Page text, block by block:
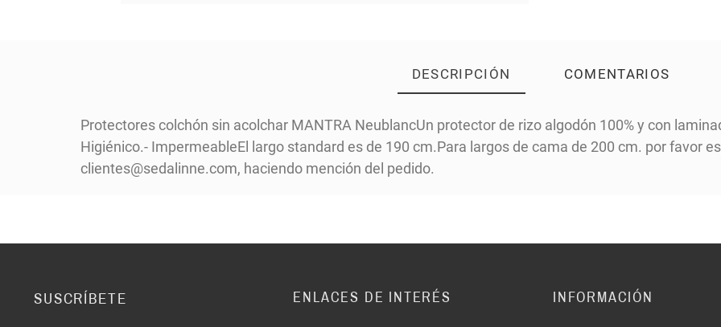
DESCRIPCIÓN COMENTARIOS
Protectores colchón sin acolchar MANTRA NeublancUn protector de rizo algodón 100% y con
Higiénico.- ImpermeableEl largo standard es de 190 cm.Para largos de cama de 200 cm. por favor
clientes@sedalinne.com, haciendo mención del pedido.
PULSE AQUÍ PARA DEJAR SU OPINIÓN
SUSCRÍBETE ENLACES DE INTERÉS INFORMACIÓN